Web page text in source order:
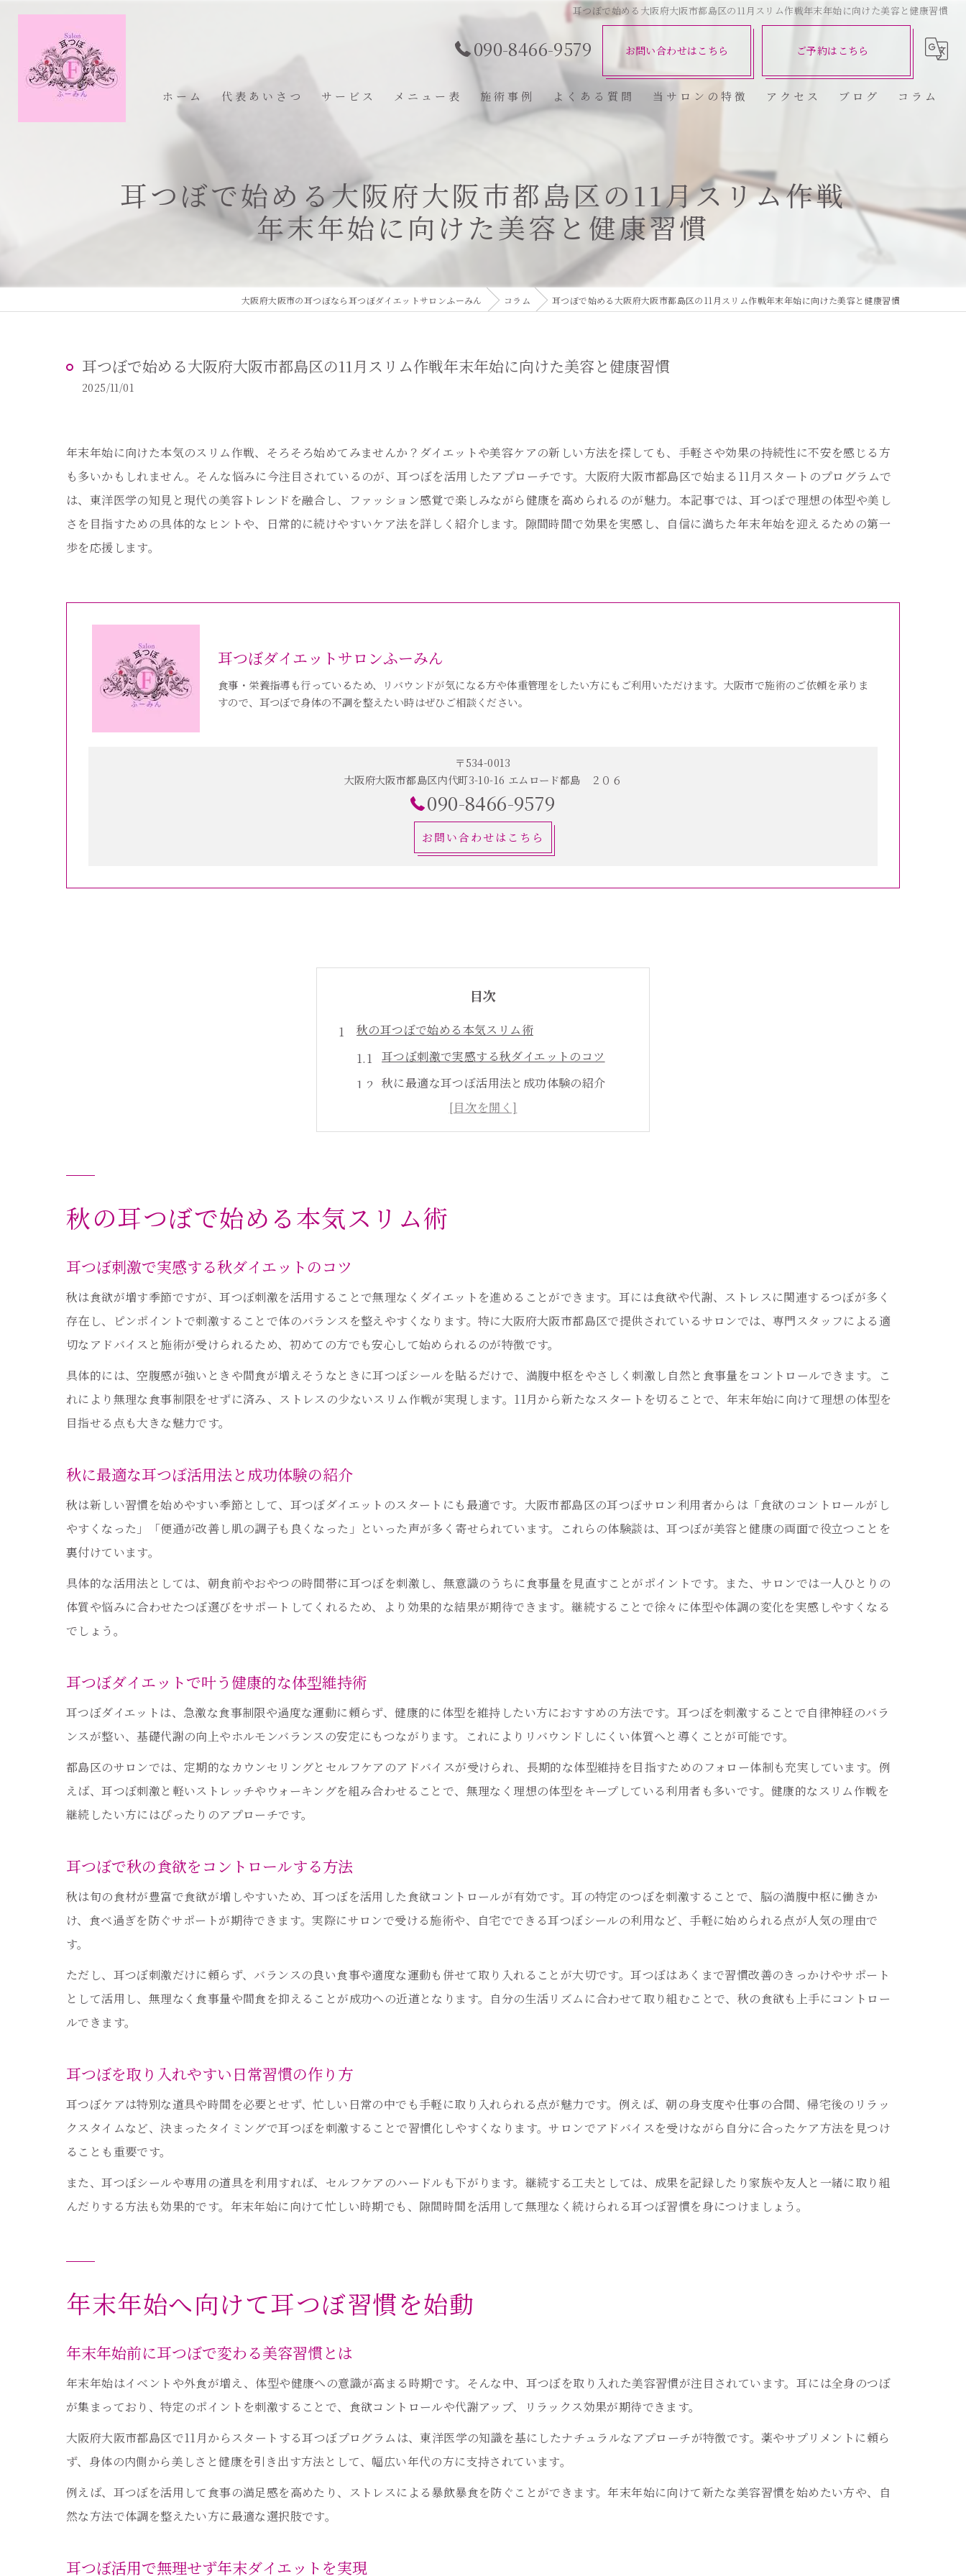
耳つぼで始める大阪府大阪市都島区の11月スリム作戦年末年始に向けた美容と健康習慣
090-8466-9579 お問い合わせはこちら ご予約はこちら
ホーム 代表あいさつ サービス メニュー表 施術事例 よくある質問 当サロンの特徴
美容エステ
アクセス ブログ コラム
耳つぼで始める大阪府大阪市都島区の11月スリム作戦
年末年始に向けた美容と健康習慣
大阪府大阪市の耳つぼなら耳つぼダイエットサロンふーみん コラム 耳つぼで始める大阪府大阪市都島区の11月スリム作戦年末年始に向けた美容と健康習慣
耳つぼで始める大阪府大阪市都島区の11月スリム作戦年末年始に向けた美容と健康習慣
2025/11/01
年末年始に向けた本気のスリム作戦、そろそろ始めてみませんか？ダイエットや美容ケアの新しい方法を探しても、手軽さや効果の持続性に不安を感じる方
も多いかもしれません。そんな悩みに今注目されているのが、耳つぼを活用したアプローチです。大阪府大阪市都島区で始まる11月スタートのプログラムで
は、東洋医学の知見と現代の美容トレンドを融合し、ファッション感覚で楽しみながら健康を高められるのが魅力。本記事では、耳つぼで理想の体型や美し
さを目指すための具体的なヒントや、日常的に続けやすいケア法を詳しく紹介します。隙間時間で効果を実感し、自信に満ちた年末年始を迎えるための第一
歩を応援します。
耳つぼダイエットサロンふーみん
食事・栄養指導も行っているため、リバウンドが気になる方や体重管理をしたい方にもご利用いただけます。大阪市で施術のご依頼を承りま
すので、耳つぼで身体の不調を整えたい時はぜひご相談ください。
〒534-0013
大阪府大阪市都島区内代町3-10-16 エムロード都島 ２０６
090-8466-9579
お問い合わせはこちら
目次
秋の耳つぼで始める本気スリム術
耳つぼ刺激で実感する秋ダイエットのコツ
秋に最適な耳つぼ活用法と成功体験の紹介
耳つぼダイエットで叶う健康的な体型維持術
耳つぼで秋の食欲をコントロールする方法
年末年始前に耳つぼで変わる美容習慣とは
耳つぼを生かしたリバウンド対策のポイント
忙しい時期もできる耳つぼ簡単ケアの提案
耳つぼ×美容で11月に変わるカラダ
耳つぼと美容ケアの相乗効果を引き出す方法
11月から始める耳つぼで美しさアップ術
耳つぼ施術が叶える理想の自分作り
耳つぼで叶う理想の自分への第一歩とは
耳つぼがサポートする自己肯定感の育み方
耳つぼで目指す自分らしい美しさの実現法
耳つぼケアが叶える短時間美容の魅力
耳つぼで時短しながら美と健康を手に入れる
耳つぼジュエリーでおしゃれに続ける方法
耳つぼの手軽さを活かした継続のコツ
耳つぼ施術と健康維持の関係性を解説
秋の耳つぼで始める本気スリム術
耳つぼ刺激で実感する秋ダイエットのコツ
秋は食欲が増す季節ですが、耳つぼ刺激を活用することで無理なくダイエットを進めることができます。耳には食欲や代謝、ストレスに関連するつぼが多く
存在し、ピンポイントで刺激することで体のバランスを整えやすくなります。特に大阪府大阪市都島区で提供されているサロンでは、専門スタッフによる適
切なアドバイスと施術が受けられるため、初めての方でも安心して始められるのが特徴です。
具体的には、空腹感が強いときや間食が増えそうなときに耳つぼシールを貼るだけで、満腹中枢をやさしく刺激し自然と食事量をコントロールできます。こ
れにより無理な食事制限をせずに済み、ストレスの少ないスリム作戦が実現します。11月から新たなスタートを切ることで、年末年始に向けて理想の体型を
目指せる点も大きな魅力です。
秋に最適な耳つぼ活用法と成功体験の紹介
秋は新しい習慣を始めやすい季節として、耳つぼダイエットのスタートにも最適です。大阪市都島区の耳つぼサロン利用者からは「食欲のコントロールがし
やすくなった」「便通が改善し肌の調子も良くなった」といった声が多く寄せられています。これらの体験談は、耳つぼが美容と健康の両面で役立つことを
裏付けています。
具体的な活用法としては、朝食前やおやつの時間帯に耳つぼを刺激し、無意識のうちに食事量を見直すことがポイントです。また、サロンでは一人ひとりの
体質や悩みに合わせたつぼ選びをサポートしてくれるため、より効果的な結果が期待できます。継続することで徐々に体型や体調の変化を実感しやすくなる
でしょう。
耳つぼダイエットで叶う健康的な体型維持術
耳つぼダイエットは、急激な食事制限や過度な運動に頼らず、健康的に体型を維持したい方におすすめの方法です。耳つぼを刺激することで自律神経のバラ
ンスが整い、基礎代謝の向上やホルモンバランスの安定にもつながります。これによりリバウンドしにくい体質へと導くことが可能です。
都島区のサロンでは、定期的なカウンセリングとセルフケアのアドバイスが受けられ、長期的な体型維持を目指すためのフォロー体制も充実しています。例
えば、耳つぼ刺激と軽いストレッチやウォーキングを組み合わせることで、無理なく理想の体型をキープしている利用者も多いです。健康的なスリム作戦を
継続したい方にはぴったりのアプローチです。
耳つぼで秋の食欲をコントロールする方法
秋は旬の食材が豊富で食欲が増しやすいため、耳つぼを活用した食欲コントロールが有効です。耳の特定のつぼを刺激することで、脳の満腹中枢に働きか
け、食べ過ぎを防ぐサポートが期待できます。実際にサロンで受ける施術や、自宅でできる耳つぼシールの利用など、手軽に始められる点が人気の理由で
す。
ただし、耳つぼ刺激だけに頼らず、バランスの良い食事や適度な運動も併せて取り入れることが大切です。耳つぼはあくまで習慣改善のきっかけやサポート
として活用し、無理なく食事量や間食を抑えることが成功への近道となります。自分の生活リズムに合わせて取り組むことで、秋の食欲も上手にコントロー
ルできます。
耳つぼを取り入れやすい日常習慣の作り方
耳つぼケアは特別な道具や時間を必要とせず、忙しい日常の中でも手軽に取り入れられる点が魅力です。例えば、朝の身支度や仕事の合間、帰宅後のリラッ
クスタイムなど、決まったタイミングで耳つぼを刺激することで習慣化しやすくなります。サロンでアドバイスを受けながら自分に合ったケア方法を見つけ
ることも重要です。
また、耳つぼシールや専用の道具を利用すれば、セルフケアのハードルも下がります。継続する工夫としては、成果を記録したり家族や友人と一緒に取り組
んだりする方法も効果的です。年末年始に向けて忙しい時期でも、隙間時間を活用して無理なく続けられる耳つぼ習慣を身につけましょう。
年末年始へ向けて耳つぼ習慣を始動
年末年始前に耳つぼで変わる美容習慣とは
年末年始はイベントや外食が増え、体型や健康への意識が高まる時期です。そんな中、耳つぼを取り入れた美容習慣が注目されています。耳には全身のつぼ
が集まっており、特定のポイントを刺激することで、食欲コントロールや代謝アップ、リラックス効果が期待できます。
大阪府大阪市都島区で11月からスタートする耳つぼプログラムは、東洋医学の知識を基にしたナチュラルなアプローチが特徴です。薬やサプリメントに頼ら
ず、身体の内側から美しさと健康を引き出す方法として、幅広い年代の方に支持されています。
例えば、耳つぼを活用して食事の満足感を高めたり、ストレスによる暴飲暴食を防ぐことができます。年末年始に向けて新たな美容習慣を始めたい方や、自
然な方法で体調を整えたい方に最適な選択肢です。
耳つぼ活用で無理せず年末ダイエットを実現